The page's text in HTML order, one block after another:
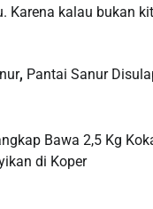
Karena kalau bukan
, Pantai Sanur
Bawa 2,5 Kg
di Koper